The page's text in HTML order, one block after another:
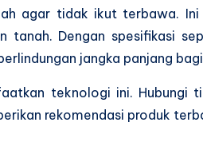
agar tidak ikut terbawa.
tanah. Dengan spesifikasi
jangka panjang
teknologi ini. Hubungi
rekomendasi produk